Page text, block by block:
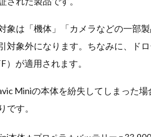
象は「機体」「カメラなどの一部
対象外になります。ちなみに、ド
）が適用されます。
Miniの本体を紛失してしまった
です。